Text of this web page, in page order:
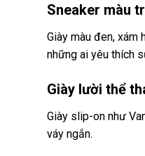
Sneaker màu
Giày màu đen,
những ai yêu thích
Giày lười thể
Giày slip-on như
váy ngắn.